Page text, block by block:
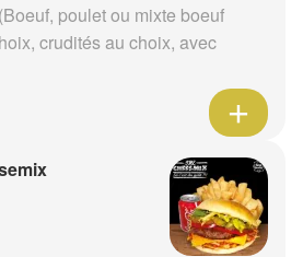
poulet ou mixte boeuf
crudités au choix, avec